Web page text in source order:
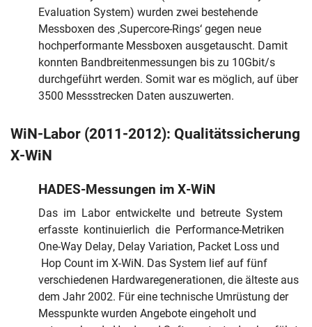
Skip navigation
Skip to navigation
Skip to the bottom
Evaluation System) wurden zwei bestehende
Messboxen des ‚Supercore-Rings‘ gegen neue
hochperformante Messboxen ausgetauscht. Damit
konnten Bandbreitenmessungen bis zu 10Gbit/s
durchgeführt werden. Somit war es möglich, auf über
3500 Messstrecken Daten auszuwerten.
WiN-Labor (2011-2012): Qualitätssicherung
X-WiN
HADES-Messungen im X-WiN
Das im Labor entwickelte und betreute System
erfasste kontinuierlich die Performance-Metriken
One-Way Delay, Delay Variation, Packet Loss und
Hop Count im X-WiN. Das System lief auf fünf
verschiedenen Hardwaregenerationen, die älteste aus
dem Jahr 2002. Für eine technische Umrüstung der
Messpunkte wurden Angebote eingeholt und